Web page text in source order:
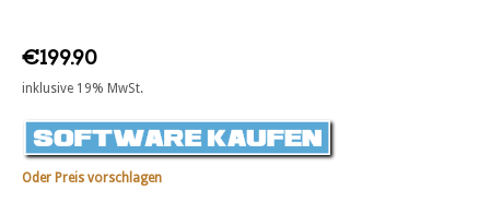
€199.90
inklusive 19% MwSt.
Oder Preis vorschlagen